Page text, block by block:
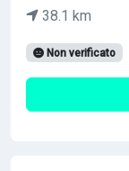
38.1 km
Non verificato